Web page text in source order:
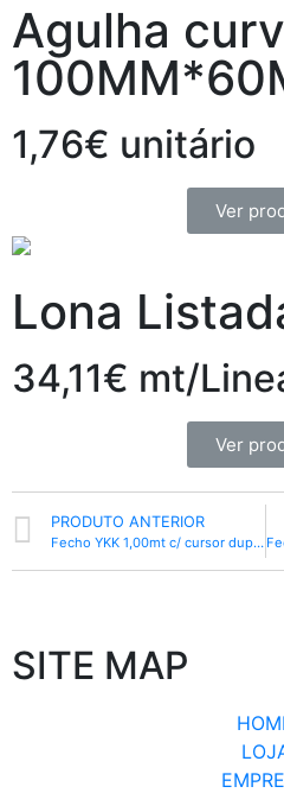
Agulha
1,76€ unitário
Ver
Lona
34,11€ mt/
Ver
PRODUTO ANTERIOR
Fecho YKK 1,00mt c/ cursor duplo branco
SITE MAP